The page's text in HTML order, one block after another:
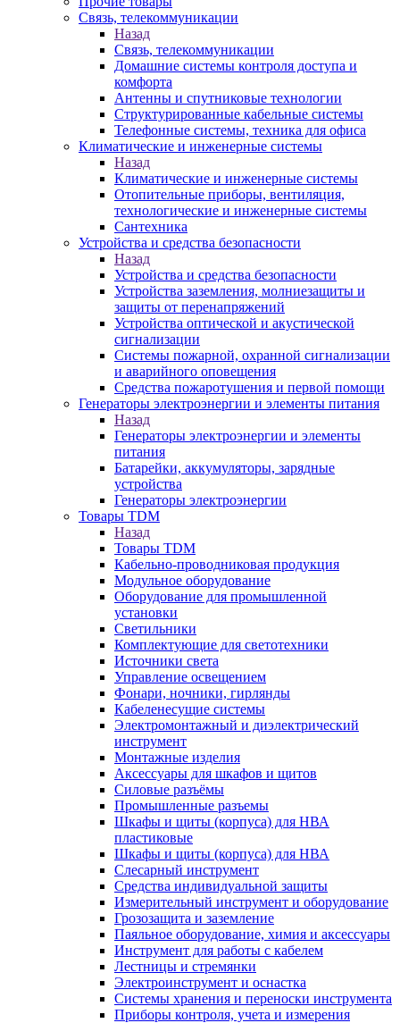
Связь, телекоммуникации
Назад
Связь, телекоммуникации
Домашние системы контроля доступа и
комфорта
Антенны и спутниковые технологии
Структурированные кабельные системы
Телефонные системы, техника для офиса
Климатические и инженерные системы
Назад
Климатические и инженерные системы
Отопительные приборы, вентиляция,
технологические и инженерные системы
Сантехника
Устройства и средства безопасности
Назад
Устройства и средства безопасности
Устройства заземления, молниезащиты и
защиты от перенапряжений
Устройства оптической и акустической
сигнализации
Системы пожарной, охранной сигнализации
и аварийного оповещения
Средства пожаротушения и первой помощи
Генераторы электроэнергии и элементы питания
Назад
Генераторы электроэнергии и элементы
питания
Батарейки, аккумуляторы, зарядные
устройства
Генераторы электроэнергии
Товары TDM
Назад
Товары TDM
Кабельно-проводниковая продукция
Модульное оборудование
Оборудование для промышленной
установки
Светильники
Комплектующие для светотехники
Источники света
Управление освещением
Фонари, ночники, гирлянды
Кабеленесущие системы
Электромонтажный и диэлектрический
инструмент
Монтажные изделия
Аксессуары для шкафов и щитов
Силовые разъёмы
Промышленные разъемы
Шкафы и щиты (корпуса) для НВА
пластиковые
Шкафы и щиты (корпуса) для НВА
Слесарный инструмент
Средства индивидуальной защиты
Измерительный инструмент и оборудование
Грозозащита и заземление
Паяльное оборудование, химия и аксессуары
Инструмент для работы с кабелем
Лестницы и стремянки
Электроинструмент и оснастка
Системы хранения и переноски инструмента
Приборы контроля, учета и измерения